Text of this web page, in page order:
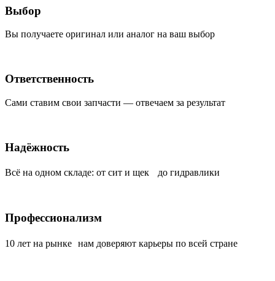
Выбор
Вы получаете оригинал или аналог на ваш выбор
Ответственность
Сами ставим свои запчасти — отвечаем за результат
Надёжность
Всё на одном складе: от сит и щек до гидравлики
Профессионализм
10 лет на рынке нам доверяют карьеры по всей стране